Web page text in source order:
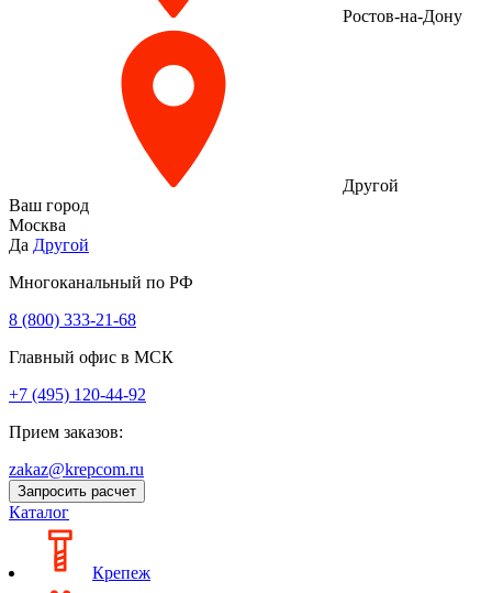
Ростов-на-Дону
Другой
Ваш город
Москва
Да Другой
Многоканальный по РФ
8 (800) 333‑21-68
Главный офис в МСК
+7 (495) 120-44-92
Прием заказов:
zakaz@krepcom.ru
Запросить расчет
Каталог
Крепеж